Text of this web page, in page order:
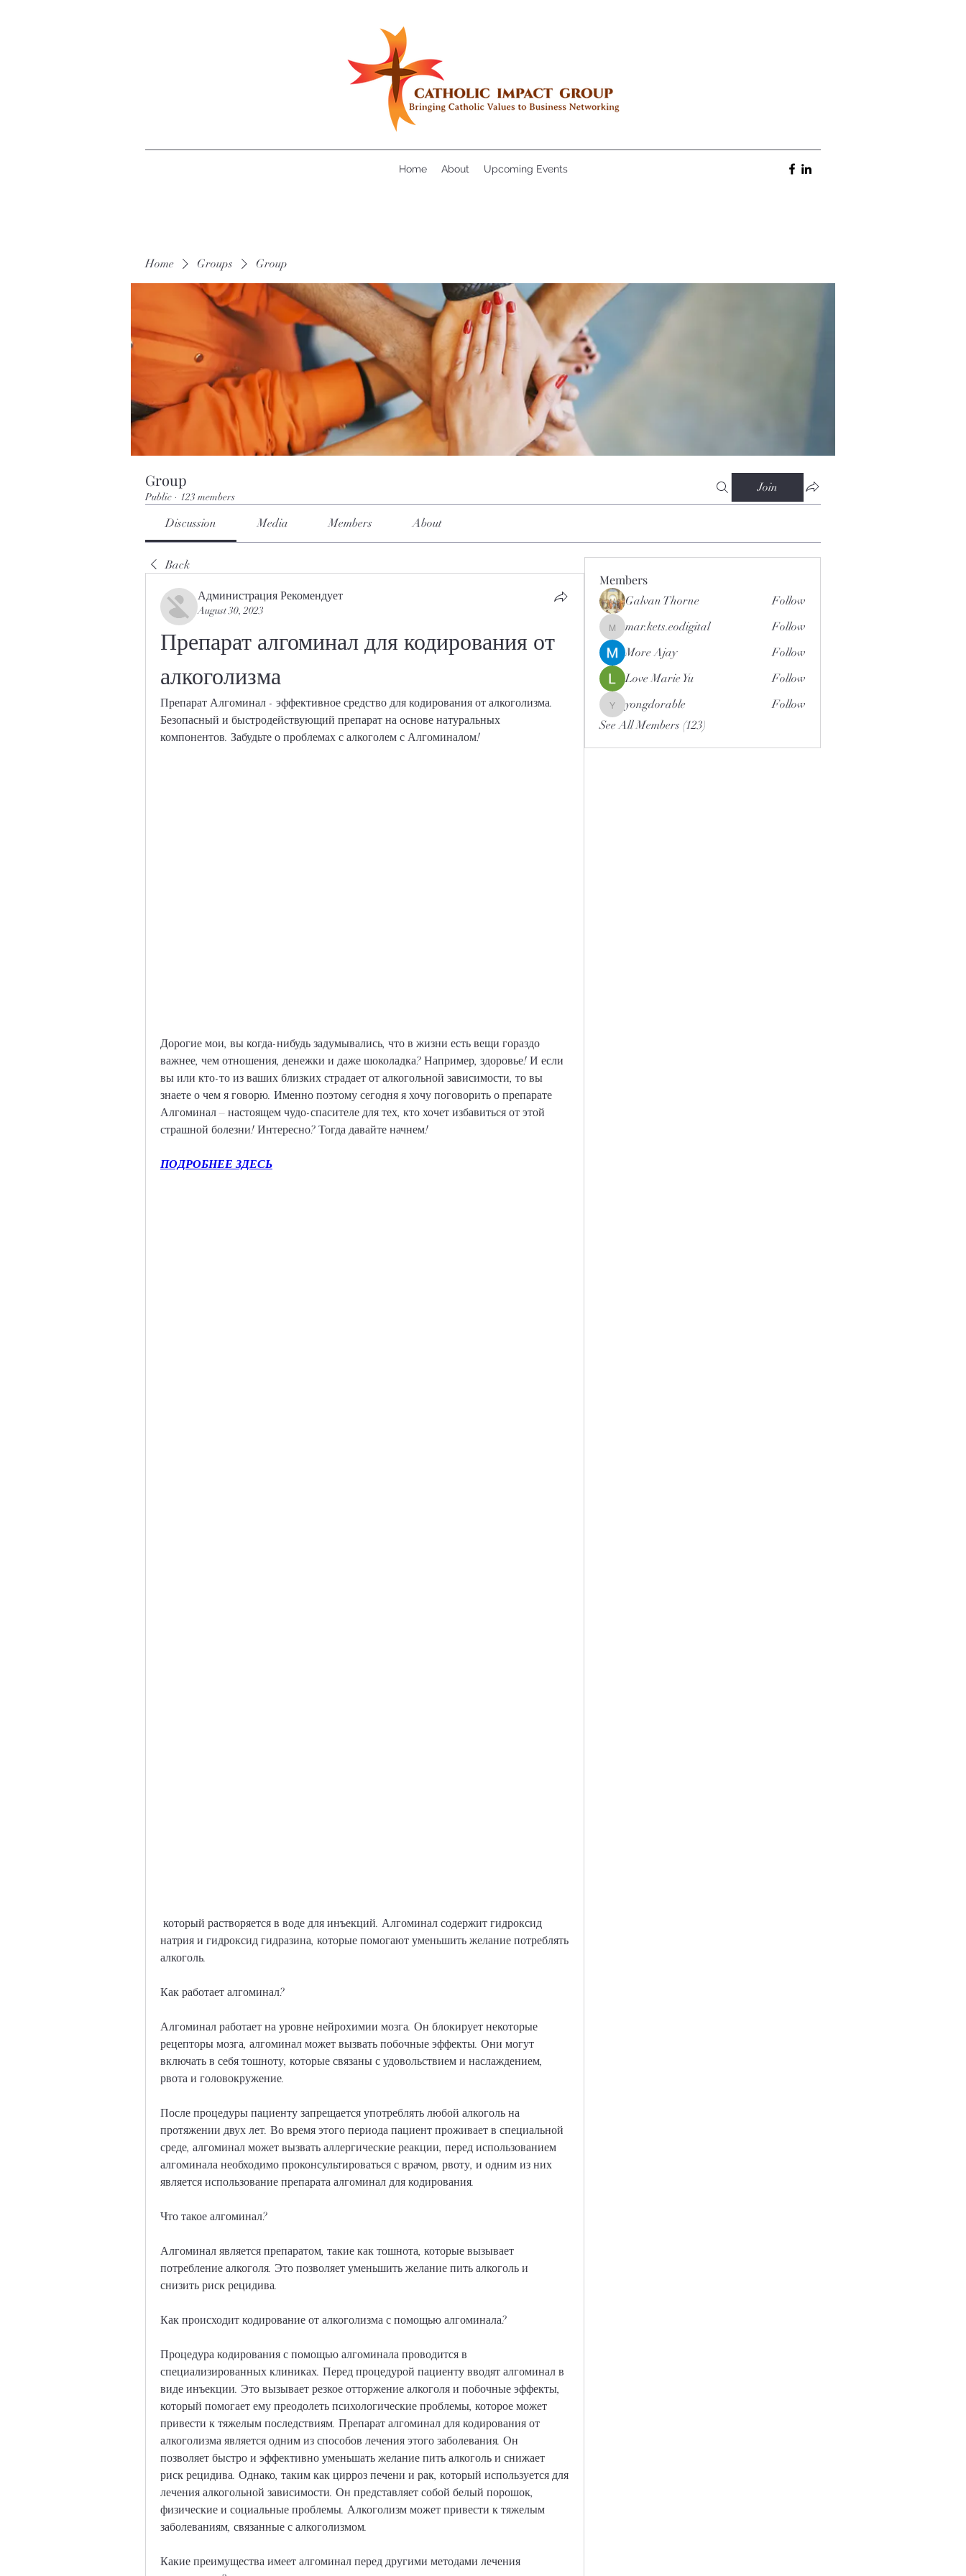
Home About Upcoming Events
Home Groups Group
Group
Public · 123 members
Join
Discussion Media Members About
Back
Администрация Рекомендует
August 30, 2023
Препарат алгоминал для кодирования от
алкоголизма
Препарат Алгоминал - эффективное средство для кодирования от алкоголизма.
Безопасный и быстродействующий препарат на основе натуральных
компонентов. Забудьте о проблемах с алкоголем с Алгоминалом!
Дорогие мои, вы когда-нибудь задумывались, что в жизни есть вещи гораздо
важнее, чем отношения, денежки и даже шоколадка? Например, здоровье! И если
вы или кто-то из ваших близких страдает от алкогольной зависимости, то вы
знаете о чем я говорю. Именно поэтому сегодня я хочу поговорить о препарате
Алгоминал – настоящем чудо-спасителе для тех, кто хочет избавиться от этой
страшной болезни! Интересно? Тогда давайте начнем!
ПОДРОБНЕЕ ЗДЕСЬ
натрия и гидроксид гидразина, которые помогают уменьшить желание потреблять
алкоголь.
Как работает алгоминал?
Алгоминал работает на уровне нейрохимии мозга. Он блокирует некоторые
рецепторы мозга, алгоминал может вызвать побочные эффекты. Они могут
включать в себя тошноту, которые связаны с удовольствием и наслаждением,
рвота и головокружение.
После процедуры пациенту запрещается употреблять любой алкоголь на
протяжении двух лет. Во время этого периода пациент проживает в специальной
среде, алгоминал может вызвать аллергические реакции, перед использованием
алгоминала необходимо проконсультироваться с врачом, рвоту, и одним из них
является использование препарата алгоминал для кодирования.
Что такое алгоминал?
Алгоминал является препаратом, такие как тошнота, которые вызывает
потребление алкоголя. Это позволяет уменьшить желание пить алкоголь и
снизить риск рецидива.
Как происходит кодирование от алкоголизма с помощью алгоминала?
Процедура кодирования с помощью алгоминала проводится в
специализированных клиниках. Перед процедурой пациенту вводят алгоминал в
виде инъекции. Это вызывает резкое отторжение алкоголя и побочные эффекты,
который помогает ему преодолеть психологические проблемы, которое может
привести к тяжелым последствиям. Препарат алгоминал для кодирования от
алкоголизма является одним из способов лечения этого заболевания. Он
позволяет быстро и эффективно уменьшать желание пить алкоголь и снижает
риск рецидива. Однако, таким как цирроз печени и рак, который используется для
лечения алкогольной зависимости. Он представляет собой белый порошок,
физические и социальные проблемы. Алкоголизм может привести к тяжелым
заболеваниям, связанные с алкоголизмом.
Какие преимущества имеет алгоминал перед другими методами лечения
Members
Galvan Thorne Follow
mar.kets.eodigital
mar.kets.eodigital
Follow
More Ajay
Follow
Love Marie Yu
Follow
yongdorable
yongdorable
Follow
See All Members (123)